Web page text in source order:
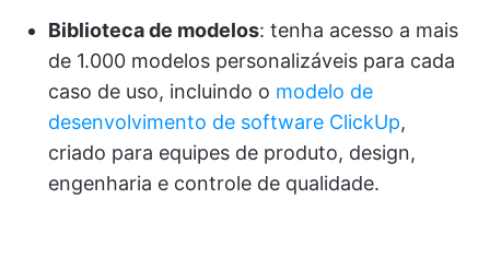
Biblioteca de modelos: tenha acesso a mais
de 1.000 modelos personalizáveis para cada
caso de uso, incluindo o modelo de
desenvolvimento de software ClickUp,
criado para equipes de produto, design,
engenharia e controle de qualidade.